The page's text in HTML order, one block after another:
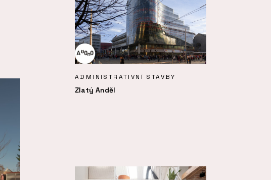
ADMINISTRATIVNÍ STAVBY
Zlatý Anděl